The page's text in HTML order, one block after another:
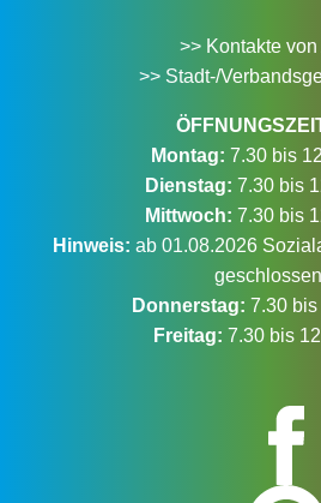
>> Kontakte von
>> Stadt-/
Montag: 7.30 bis
Dienstag: 7.30 bis
Mittwoch: 7.30 bis
Hinweis: ab 01.08.2026
geschlossen
Donnerstag: 7.30
Freitag: 7.30 bis